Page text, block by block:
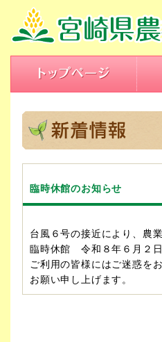
臨時休館のお知らせ
台風６号の接近により、農
臨時休館 令和８年６月２
ご利用の皆様にはご迷惑を
お願い申し上げます。